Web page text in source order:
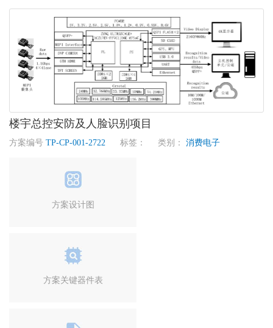
楼宇总控安防及人脸识别项目
方案编号 TP-CP-001-2722 标签： 类别： 消费电子
方案设计图
方案关键器件表